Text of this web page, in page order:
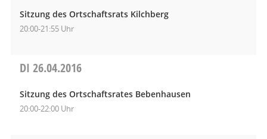
Sitzung des Ortschaftsrats Kilchberg
20:00-21:55 Uhr
DI 26.04.2016
Sitzung des Ortschaftsrates Bebenhausen
20:00-22:00 Uhr